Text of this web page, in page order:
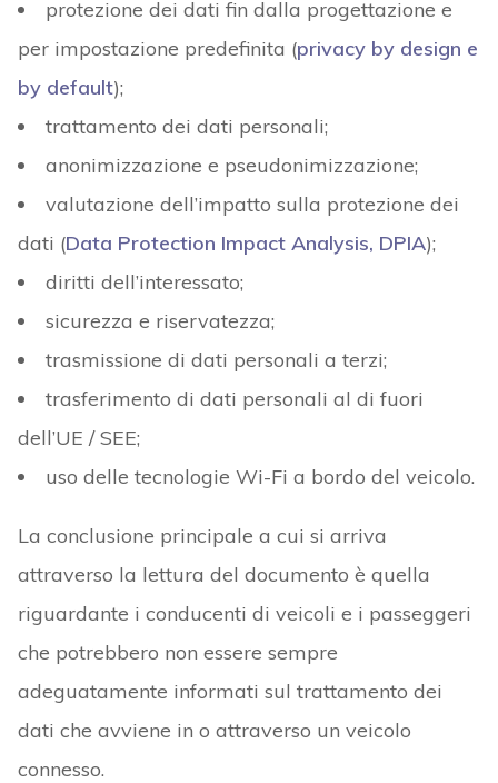
protezione dei dati fin dalla progettazione e
per impostazione predefinita (privacy by design e
by default);
trattamento dei dati personali;
anonimizzazione e pseudonimizzazione;
valutazione dell’impatto sulla protezione dei
dati (Data Protection Impact Analysis, DPIA);
diritti dell’interessato;
sicurezza e riservatezza;
trasmissione di dati personali a terzi;
trasferimento di dati personali al di fuori
dell’UE / SEE;
uso delle tecnologie Wi-Fi a bordo del veicolo.
La conclusione principale a cui si arriva
attraverso la lettura del documento è quella
riguardante i conducenti di veicoli e i passeggeri
che potrebbero non essere sempre
adeguatamente informati sul trattamento dei
dati che avviene in o attraverso un veicolo
connesso.